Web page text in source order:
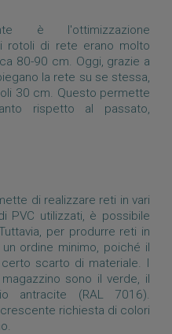
è l'ottimizzazione
rotoli di rete erano molto
80-90 cm. Oggi, grazie a
la rete su se stessa,
30 cm. Questo permette
rispetto al passato,
di realizzare reti in vari
PVC utilizzati, è possibile
per produrre reti in
ordine minimo, poiché il
scarto di materiale. I
sono il verde, il
(RAL 7016).
richiesta di colori